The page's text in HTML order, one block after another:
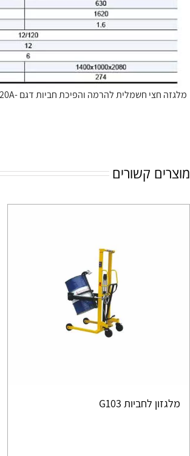
מלגזה חצי חשמלית להרמה והפיכת חביות דגם -DA520A
מוצרים קשורים
מלגזון לחביות G103